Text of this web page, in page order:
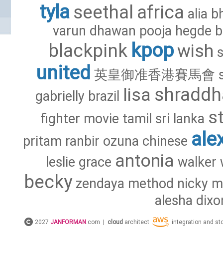
tyla seethal africa alia
varun dhawan pooja hegde
blackpink kpopwish
united 英皇御准香港賽馬會
gabrielly brazil lisa
fighter movie tamil sri lanka
pritam ranbir ozuna chinese
leslie grace antonia walker
becky zendaya method nicky
alesha
2027 JANFORMAN .com | cloud architect integration and